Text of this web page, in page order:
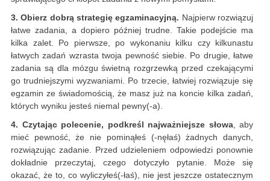
3. Obierz dobrą strategię egzaminacyjną. Najpierw rozwiązuj
łatwe zadania, a dopiero później trudne. Takie podejście ma
kilka zalet. Po pierwsze, po wykonaniu kilku czy kilkunastu
łatwych zadań wzrasta twoja pewność siebie. Po drugie, łatwe
zadania są dla mózgu świetną rozgrzewką przed czekającymi
go trudniejszymi wyzwaniami. Po trzecie, łatwiej rozwiązuje się
egzamin ze świadomością, że masz już na koncie kilka zadań,
których wyniku jesteś niemal pewny(-a).
4. Czytając polecenie, podkreśl najważniejsze słowa, aby
mieć pewność, że nie pominąłeś (-nęłaś) żadnych danych,
rozwiązując zadanie. Przed udzieleniem odpowiedzi ponownie
dokładnie przeczytaj, czego dotyczyło pytanie. Może się
okazać, że to, co wyliczyłeś(-łaś), nie jest jeszcze ostatecznym